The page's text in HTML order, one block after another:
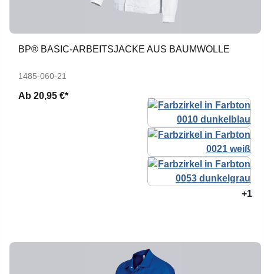
BP® BASIC-ARBEITSJACKE AUS BAUMWOLLE
1485-060-21
Ab 20,95 €*
+1